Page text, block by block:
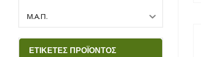
Μ.Α.Π.
ΕΤΙΚΈΤΕΣ ΠΡΟΪΌΝΤΟΣ